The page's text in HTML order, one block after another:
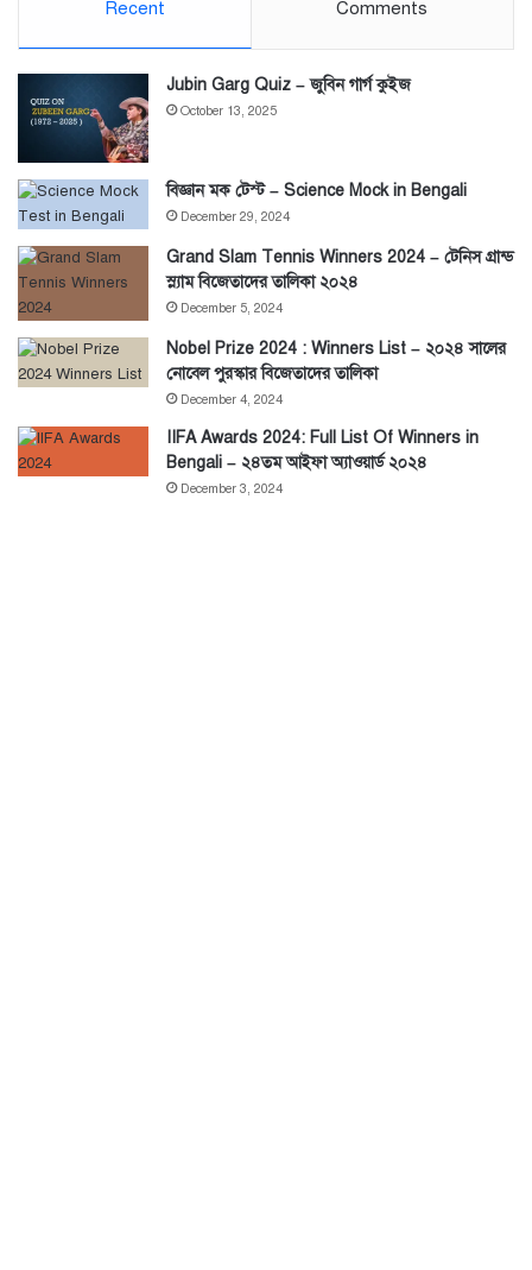
Recent Comments
Jubin Garg Quiz – জুবিন গার্গ কুইজ
October 13, 2025
বিজ্ঞান মক টেস্ট – Science Mock in Bengali
December 29, 2024
Grand Slam Tennis Winners 2024 – টেনিস গ্রান্ড
স্ল্যাম বিজেতাদের তালিকা ২০২৪
December 5, 2024
Nobel Prize 2024 : Winners List – ২০২৪ সালের
নোবেল পুরস্কার বিজেতাদের তালিকা
December 4, 2024
IIFA Awards 2024: Full List Of Winners in
Bengali – ২৪তম আইফা অ্যাওয়ার্ড ২০২৪
December 3, 2024